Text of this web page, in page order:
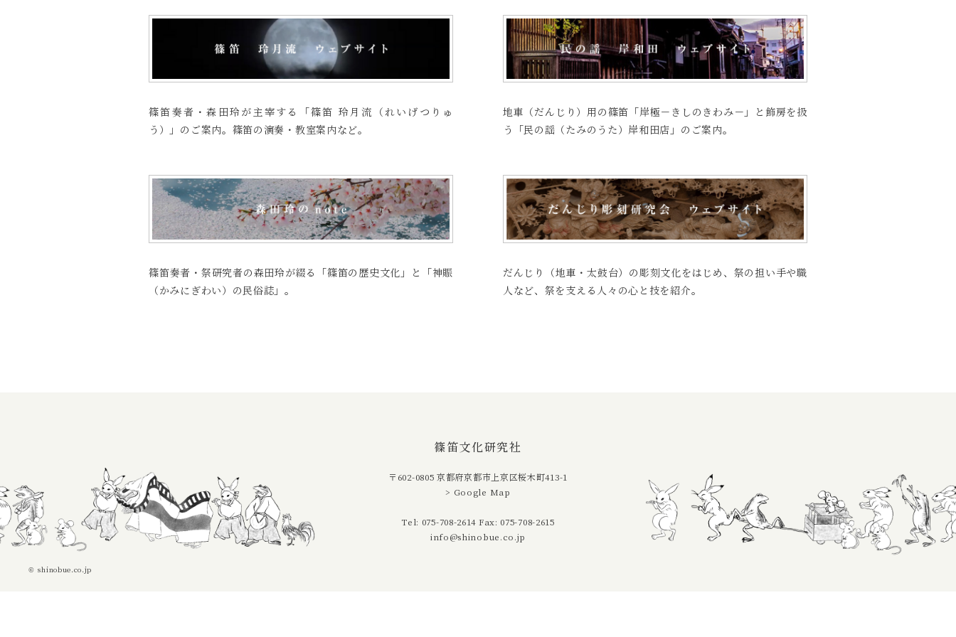
篠笛奏者・森田玲が主宰する「篠笛 玲月流（れいげつりゅ
う）」のご案内。篠笛の演奏・教室案内など。
地車（だんじり）用の篠笛「岸極－きしのきわみ－」と飾房を扱
う「民の謡（たみのうた）岸和田店」のご案内。
篠笛奏者・祭研究者の森田玲が綴る「篠笛の歴史文化」と「神賑
（かみにぎわい）の民俗誌」。
だんじり（地車・太鼓台）の彫刻文化をはじめ、祭の担い手や職
人など、祭を支える人々の心と技を紹介。
© shinobue.co.jp
篠笛文化研究社
〒602-0805 京都府京都市上京区桜木町413-1
> Google Map
Tel: 075-708-2614 Fax: 075-708-2615
info@shinobue.co.jp